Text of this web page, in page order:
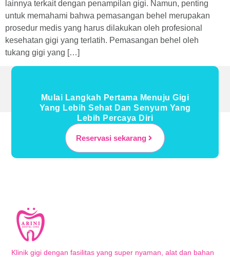
lainnya terkait dengan penampilan gigi. Namun, penting
untuk memahami bahwa pemasangan behel merupakan
prosedur medis yang harus dilakukan oleh profesional
kesehatan gigi yang terlatih. Pemasangan behel oleh
tukang gigi yang […]
Mulai Langkah Pertama Menuju Gigi
Yang Lebih Sehat Dan Senyum Yang
Lebih Percaya Diri
Reservasi sekarang
Klinik gigi dengan fasilitas yang super nyaman, alat dan bahan